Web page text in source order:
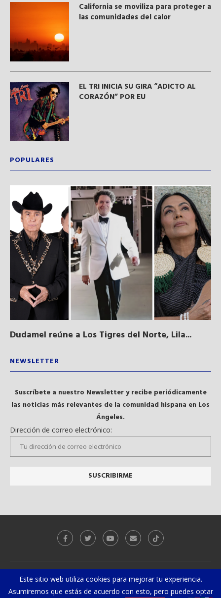
California se moviliza para proteger a
las comunidades del calor
EL TRI INICIA SU GIRA “ADICTO AL
CORAZÓN” POR EU
POPULARES
Dudamel reúne a Los Tigres del Norte, Lila...
NEWSLETTER
Suscríbete a nuestro Newsletter y recibe periódicamente
las noticias más relevantes de la comunidad hispana en Los
Ángeles.
Dirección de correo electrónico:
Galeria Videos
@2019 - Todos los derechos reservados. Diseñado y desarrollado porEl
Este sitio web utiliza cookies para mejorar tu experiencia.
Asumiremos que estás de acuerdo con esto, pero puedes optar